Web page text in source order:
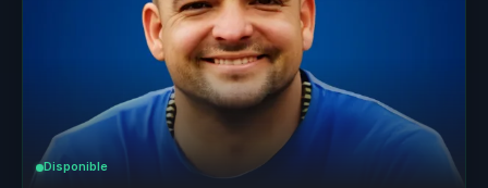
Disponible